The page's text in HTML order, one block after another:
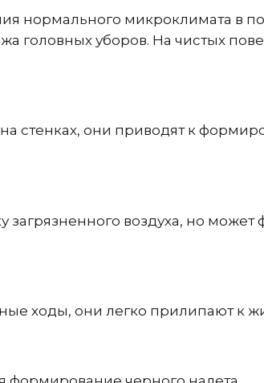
нормального микроклимата в
уборов. На чистых
они приводят к
воздуха, но может
ходы, они легко прилипают к